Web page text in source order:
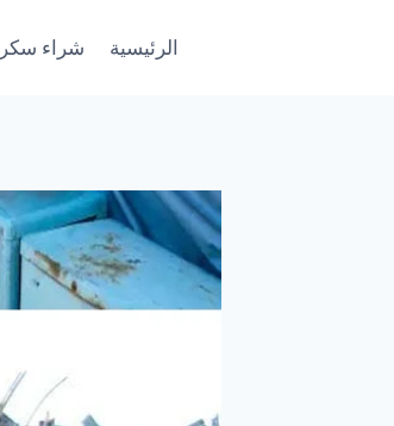
الرئيسية شراء